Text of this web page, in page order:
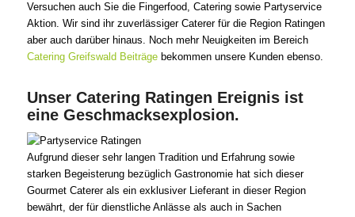
Versuchen auch Sie die Fingerfood, Catering sowie Partyservice
Aktion. Wir sind ihr zuverlässiger Caterer für die Region Ratingen
aber auch darüber hinaus. Noch mehr Neuigkeiten im Bereich
Catering Greifswald Beiträgebekommen unsere Kunden ebenso.
Unser Catering Ratingen Ereignis ist
eine Geschmacksexplosion.
Aufgrund dieser sehr langen Tradition und Erfahrung sowie
starken Begeisterung bezüglich Gastronomie hat sich dieser
Gourmet Caterer als ein exklusiver Lieferant in dieser Region
bewährt, der für dienstliche Anlässe als auch in Sachen